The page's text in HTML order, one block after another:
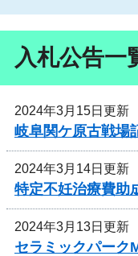
入札公告一
2024年3月15日更新
岐阜関ケ原古戦場
2024年3月14日更新
特定不妊治療費助
2024年3月13日更新
セラミックパーク